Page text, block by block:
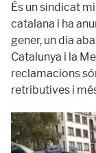
És un sindicat
catalana i ha
gener, un dia
Catalunya i la
reclamacions
retributives i